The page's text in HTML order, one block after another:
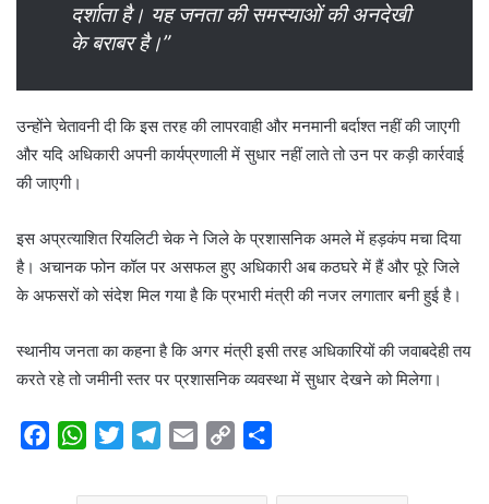
दर्शाता है। यह जनता की समस्याओं की अनदेखी
के बराबर है।”
उन्होंने चेतावनी दी कि इस तरह की लापरवाही और मनमानी बर्दाश्त नहीं की जाएगी
और यदि अधिकारी अपनी कार्यप्रणाली में सुधार नहीं लाते तो उन पर कड़ी कार्रवाई
की जाएगी।
इस अप्रत्याशित रियलिटी चेक ने जिले के प्रशासनिक अमले में हड़कंप मचा दिया
है। अचानक फोन कॉल पर असफल हुए अधिकारी अब कठघरे में हैं और पूरे जिले
के अफसरों को संदेश मिल गया है कि प्रभारी मंत्री की नजर लगातार बनी हुई है।
स्थानीय जनता का कहना है कि अगर मंत्री इसी तरह अधिकारियों की जवाबदेही तय
करते रहे तो जमीनी स्तर पर प्रशासनिक व्यवस्था में सुधार देखने को मिलेगा।
W
a
i
l
a
p
a